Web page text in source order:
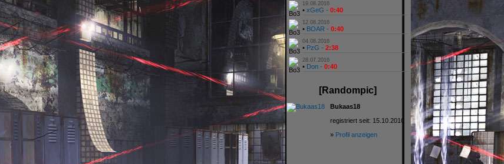
19.08.2016
• xGeG - 0:40
12.08.2016
• BOAR - 0:40
04.08.2016
• PzG - 2:38
28.07.2016
• Don - 0:40
[Randompic]
Bukaas18
registriert seit: 15.10.2010
» Profil anzeigen